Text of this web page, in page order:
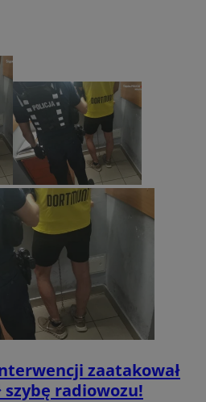
zaatakował
radiowozu!